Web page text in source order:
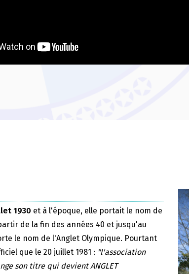
1930 et à l'époque, elle portait le nom de
de la fin des années 40 et jusqu'au
le nom de l'Anglet Olympique. Pourtant
que le 20 juillet 1981 : "l'association
son titre qui devient ANGLET